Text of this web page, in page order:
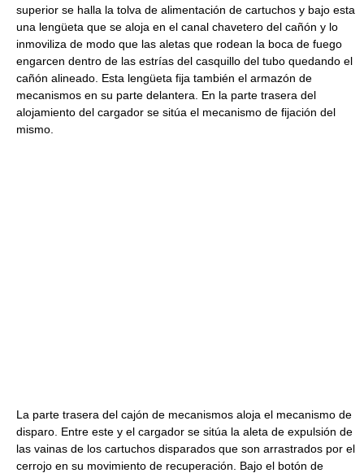
superior se halla la tolva de alimentación de cartuchos y bajo esta
una lengüeta que se aloja en el canal chavetero del cañón y lo
inmoviliza de modo que las aletas que rodean la boca de fuego
engarcen dentro de las estrías del casquillo del tubo quedando el
cañón alineado. Esta lengüeta fija también el armazón de
mecanismos en su parte delantera. En la parte trasera del
alojamiento del cargador se sitúa el mecanismo de fijación del
mismo.
La parte trasera del cajón de mecanismos aloja el mecanismo de
disparo. Entre este y el cargador se sitúa la aleta de expulsión de
las vainas de los cartuchos disparados que son arrastrados por el
cerrojo en su movimiento de recuperación. Bajo el botón de